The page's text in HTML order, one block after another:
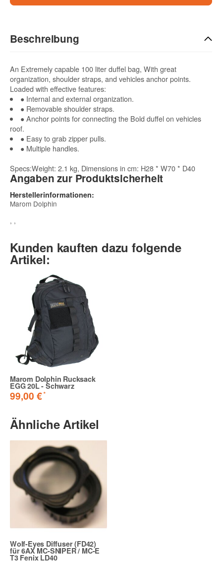
Beschreibung
An Extremely capable 100 liter duffel bag, With great
organization, shoulder straps, and vehicles anchor points.
Loaded with effective features:
● Internal and external organization.
● Removable shoulder straps.
● Anchor points for connecting the Bold duffel on vehicles
roof.
● Easy to grab zipper pulls.
● Multiple handles.
Specs:Weight: 2.1 kg, Dimensions in cm: H28 * W70 * D40
Angaben zur Produktsicherheit
Herstellerinformationen:
Marom Dolphin
, ,
Kunden kauften dazu folgende
Artikel:
Marom Dolphin Rucksack
EGG 20L - Schwarz
99,00 €*
Ähnliche Artikel
Wolf-Eyes Diffuser (FD42)
für 6AX MC-SNIPER / MC-E
T3 Fenix LD40